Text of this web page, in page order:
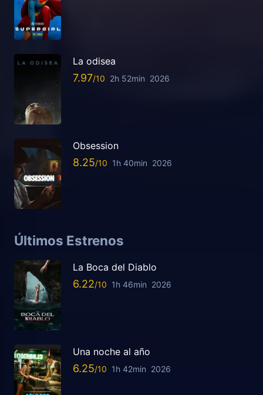
La odisea
7.97 2h 52min 2026
Obsession
8.25 1h 40min 2026
Últimos Estrenos
La Boca del Diablo
6.22 1h 46min 2026
Una noche al año
6.25 1h 42min 2026